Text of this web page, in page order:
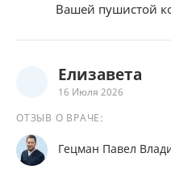
Вашей пушистой
Елизавета
16 Июля 2026
ОТЗЫВ О ВРАЧЕ:
Гецман Павел